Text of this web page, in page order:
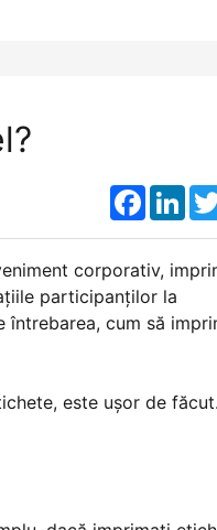
corporativ,
participanților la
cum să
este ușor de făcut.